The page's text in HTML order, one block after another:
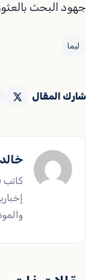
جهود البحث
ليما
شارك المقال
كاتب